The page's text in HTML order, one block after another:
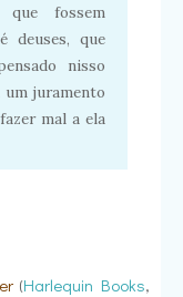
que fossem
deuses, que
nisso
um juramento
mal a ela
r (Harlequin Books,